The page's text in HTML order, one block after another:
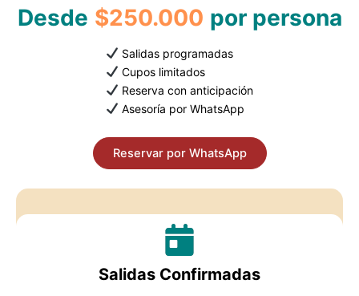
Desde $250.000 por persona
Salidas programadas
Cupos limitados
Reserva con anticipación
Asesoría por WhatsApp
Reservar por WhatsApp
Salidas Confirmadas